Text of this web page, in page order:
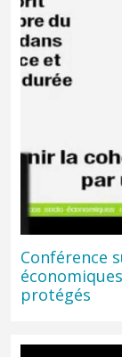
Conférence
protégés